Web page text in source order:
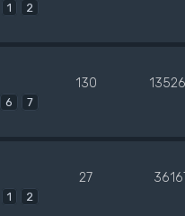
1 2
6 7
130
1 2
27